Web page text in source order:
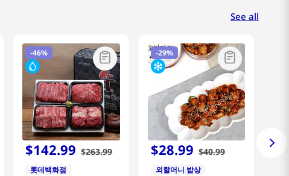
-46%
$142.99 $263.99
롯데백화점
-29%
$28.99 $40.99
외할머니 밥상
See all